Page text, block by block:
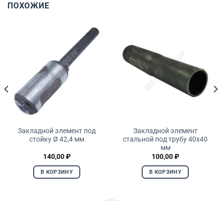
ПОХОЖИЕ
Закладной элемент под
стойку Ø 42,4 мм
140,00₽
В КОРЗИНУ
Закладной элемент
стальной под трубу 40х40
мм
100,00₽
В КОРЗИНУ